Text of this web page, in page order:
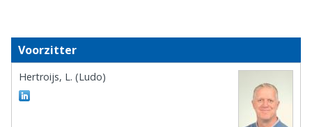
Voorzitter
Hertroijs, L. (Ludo)